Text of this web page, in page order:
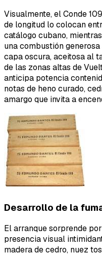
Visualmente, el Conde
de longitud lo colocan
catálogo cubano,
una combustión
capa oscura, aceitosa al
de las zonas altas de
anticipa potencia
notas de heno curado,
amargo que invita a
Desarrollo de la
El arranque sorprende
presencia visual
madera de cedro, nuez